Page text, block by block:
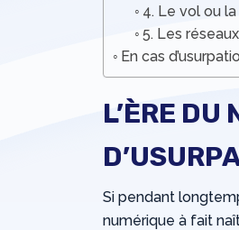
4. Le vol ou
5. Les
En cas
L’ÈRE DU
Si pendant
numérique à fait